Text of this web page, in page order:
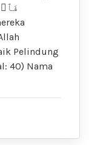
Pelindung
40) Nama